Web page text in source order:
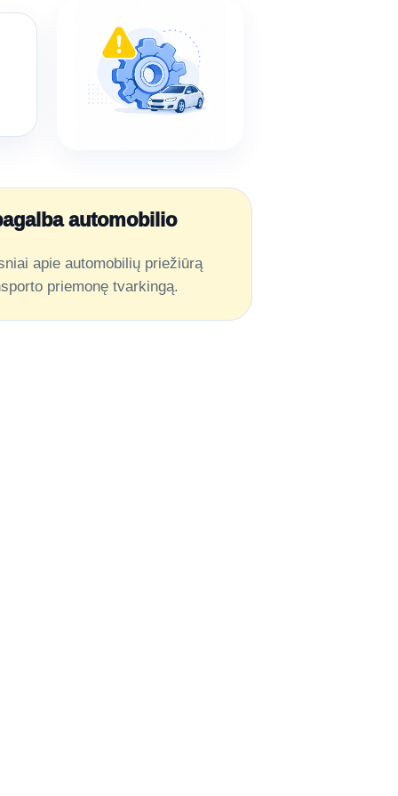
automobilio
apie automobilių priežiūrą
priemonę tvarkingą.